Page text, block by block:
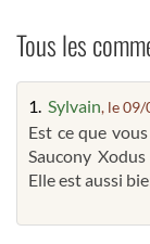
Tous les
1. Sylvain, le
Est ce que
Saucony
Elle est aussi